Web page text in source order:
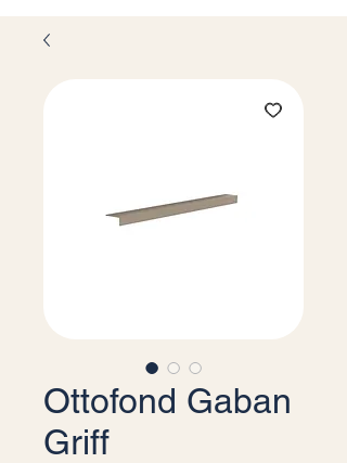
Ottofond Gaban
Griff